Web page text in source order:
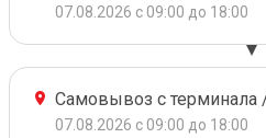
07.08.2026 с 09:00 до 18:00
Самовывоз с терминала
07.08.2026 с 09:00 до 18:00